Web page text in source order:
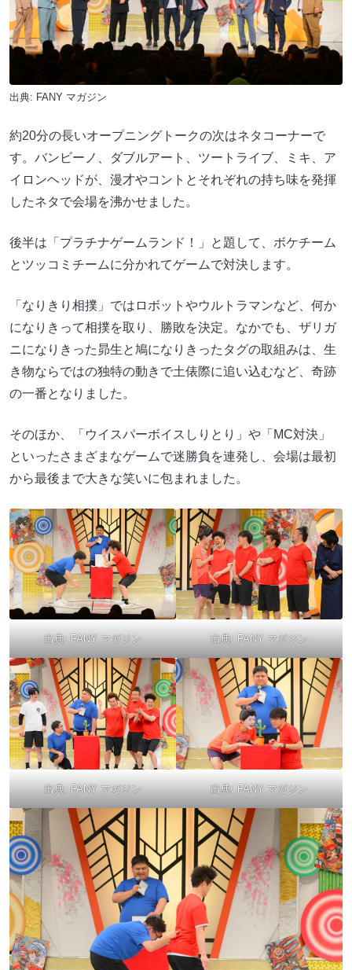
出典: FANY マガジン
約20分の長いオープニングトークの次はネタコーナーで
す。バンビーノ、ダブルアート、ツートライブ、ミキ、ア
イロンヘッドが、漫才やコントとそれぞれの持ち味を発揮
したネタで会場を沸かせました。
後半は「プラチナゲームランド！」と題して、ボケチーム
とツッコミチームに分かれてゲームで対決します。
「なりきり相撲」ではロボットやウルトラマンなど、何か
になりきって相撲を取り、勝敗を決定。なかでも、ザリガ
ニになりきった昴生と鳩になりきったタグの取組みは、生
き物ならではの独特の動きで土俵際に追い込むなど、奇跡
の一番となりました。
そのほか、「ウイスパーボイスしりとり」や「MC対決」
といったさまざまなゲームで迷勝負を連発し、会場は最初
から最後まで大きな笑いに包まれました。
出典: FANY マガジン 出典: FANY マガジン
出典: FANY マガジン 出典: FANY マガジン